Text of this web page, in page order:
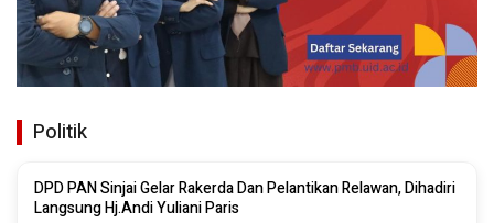
Politik
DPD PAN Sinjai Gelar Rakerda Dan Pelantikan Relawan, Dihadiri
Langsung Hj.Andi Yuliani Paris